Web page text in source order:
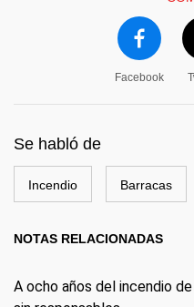
Facebook
Se habló de
Incendio Barracas
NOTAS RELACIONADAS
A ocho años del incendio